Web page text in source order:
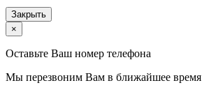
Закрыть
×
Оставьте Ваш номер телефона
Мы перезвоним Вам в ближайшее время